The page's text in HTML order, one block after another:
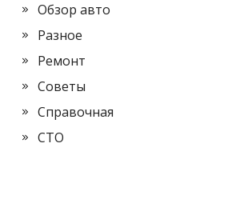
Обзор авто
Разное
Ремонт
Советы
Справочная
СТО